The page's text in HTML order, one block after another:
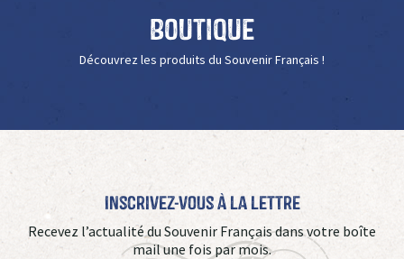
Boutique
Découvrez les produits du Souvenir Français !
Inscrivez-vous à La Lettre
Recevez l’actualité du Souvenir Français dans votre boîte
mail une fois par mois.